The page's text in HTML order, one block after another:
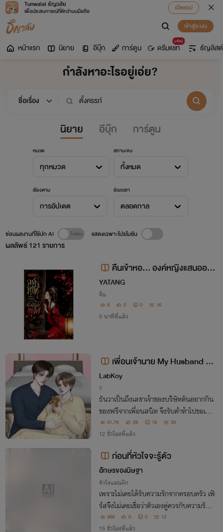
Tunwalai ธัญวลัย
เพื่อประสบการณ์ที่ดีกว่าบนมือถือ
เปิดแอป
เข้าสู่ระบบ
หน้าแรก นิยาย อีบุ๊ก การ์ตูน
มาใหม่
ดรีมแชท ธัญลิสต์
กำลังหาอะไรอยู่เอ่ย?
นิยาย อีบุ๊ก การ์ตูน
หมวด
ทุกหมวด
สถานะจบ
ทั้งหมด
เรียงตาม
การอัปเดต
ช่วงเวลา
ตลอดกาล
ผลลัพธ์121 รายการ
ซ่อนผลงานที่ใช้ปก AI แสดงเฉพาะโปรโมชัน
คืนเข้าหอ... องค์หญิงแสนออด
อ้อนทรงตั้งครรภ์แฝด
YATANG
จีน
8 0 0 16
9 นาทีที่แล้ว
เพื่อนเจ้านาย My Husband (M
preg)
LabKoy
Y
ธันวาเป็นถึงเลขาเจ้าของบริษัทดันอยากกิน
ของฟรีจากเพื่อนสนิท จึงรับคำท้าไปขอเบอ
ร์หนุ่มหล่อแต่ไม่รู้ทำท่าไหนโดนเขาหลอกกิ
นซะงั้น ของฟรีก็ไม่ได้กินแถมยังโดนกินอีก
31.7K 28 19 29
12 ชั่วโมงที่แล้ว
ก่อนที่หัวใจจะรู้ตัว
อัักษรของนิษฐา
รักโรแมนติก
เพราะไม่เคยได้รับความรักจากครอบครัว เฟิ
ร์สจึงไม่เคยเชื่อว่าตัวเองคู่ควรกับความรัก จ
นได้พบกับธาม ผู้ชายที่เยียวยาหัวใจเธอด้ว
ยการกระทำ และธีร์ ชายหนุ่มที่เดินเข้ามาอ
359 0 0 12
15 ชั่วโมงที่แล้ว